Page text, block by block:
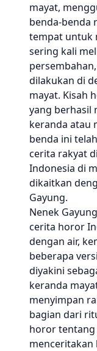
mayat,
benda-benda
tempat untuk
sering kali
dilakukan di
mayat. Kisah
yang berhasil
keranda atau
benda ini
cerita rakyat
Indonesia di
dikaitkan
Gayung.
Nenek
cerita horor
dengan air,
beberapa
diyakini
keranda
menyimpan
bagian dari
horor tentang
menceritakan